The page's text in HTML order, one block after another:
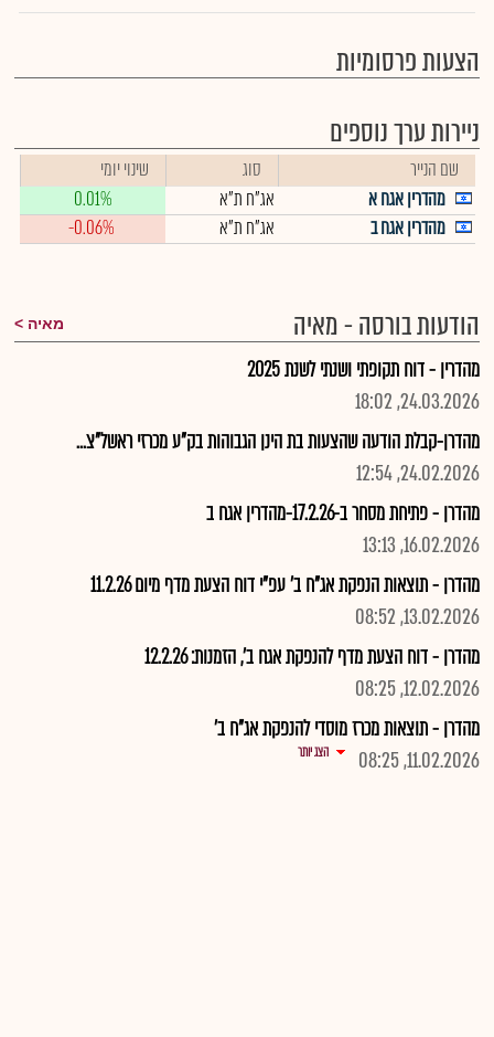
הצעות פרסומיות
ניירות ערך נוספים
שם הנייר סוג
שינוי יומי
מהדרין אגח א
אג"ח ת"א
0.01%
מהדרין אגח ב
אג"ח ת"א -0.06%
הודעות בורסה - מאיה מאיה
מהדרין - דוח תקופתי ושנתי לשנת 2025
24.03.2026, 18:02
מהדרן-קבלת הודעה שהצעות בת הינן הגבוהות בק"ע מכרזי ראשל"צ...
24.02.2026, 12:54
מהדרן - פתיחת מסחר ב-17.2.26-מהדרין אגח ב
16.02.2026, 13:13
מהדרן - תוצאות הנפקת אג"ח ב' עפ"י דוח הצעת מדף מיום 11.2.26
13.02.2026, 08:52
מהדרן - דוח הצעת מדף להנפקת אגח ב', הזמנות: 12.2.26
12.02.2026, 08:25
מהדרן - תוצאות מכרז מוסדי להנפקת אג"ח ב'
11.02.2026, 08:25
הצג יותר